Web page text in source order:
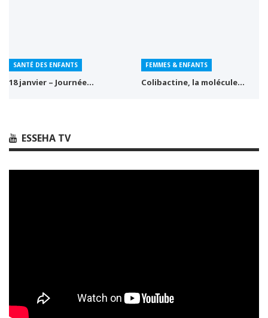
SANTÉ DES ENFANTS
18 janvier – Journée…
FEMMES & ENFANTS
Colibactine, la molécule…
ESSEHA TV